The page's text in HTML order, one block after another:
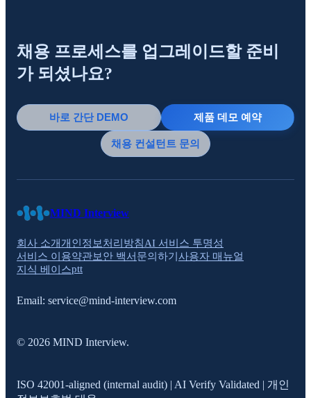
채용 프로세스를 업그레이드할 준비
가 되셨나요?
바로 간단 DEMO 제품 데모 예약
채용 컨설턴트 문의
MIND Interview
회사 소개개인정보처리방침AI 서비스 투명성
서비스 이용약관보안 백서문의하기사용자 매뉴얼
지식 베이스ptt
Email: service@mind-interview.com
© 2026 MIND Interview.
ISO 42001-aligned (internal audit) | AI Verify Validated | 개인